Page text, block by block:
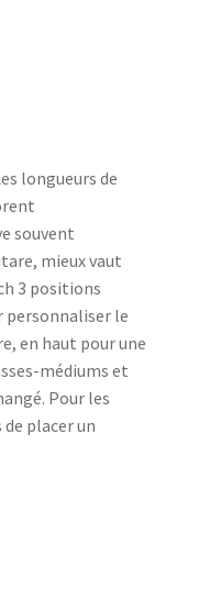
longueurs de
souvent
mieux vaut
3 positions
personnaliser le
en haut pour une
médiums et
Pour les
placer un